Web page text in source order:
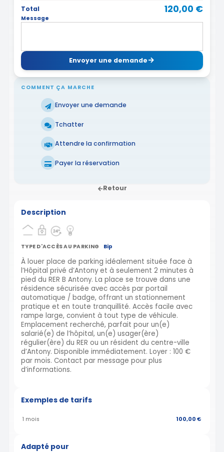
Total
120,00 €
Message
Envoyer une demande
COMMENT ÇA MARCHE
Envoyer une demande
Tchatter
Attendre la confirmation
Payer la réservation
Retour
Description
TYPE D'ACCÈS AU PARKING Bip
À louer place de parking idéalement située face à
l’Hôpital privé d’Antony et à seulement 2 minutes à
pied du RER B Antony. La place se trouve dans une
résidence sécurisée avec accès par portail
automatique / badge, offrant un stationnement
pratique et en toute tranquillité. Accès facile avec
rampe large, convient à tout type de véhicule.
Emplacement recherché, parfait pour un(e)
salarié(e) de l’hôpital, un(e) usager(ère)
régulier(ère) du RER ou un résident du centre-ville
d’Antony. Disponible immédiatement. Loyer : 100 €
par mois. Contact par message pour plus
d’informations.
Exemples de tarifs
1 mois 100,00 €
Adapté pour